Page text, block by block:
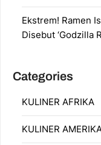
Ekstrem! Ramen
Disebut ‘Godzilla
Categories
KULINER AFRIKA
KULINER